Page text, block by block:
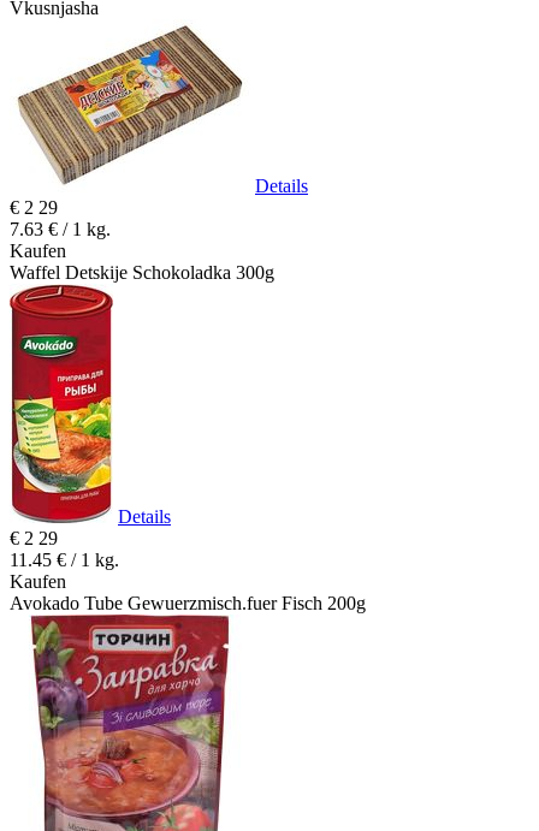
Vkusnjasha
Details
€ 2 29
7.63 € / 1 kg.
Kaufen
Waffel Detskije Schokoladka 300g
Details
€ 2 29
11.45 € / 1 kg.
Kaufen
Avokado Tube Gewuerzmisch.fuer Fisch 200g